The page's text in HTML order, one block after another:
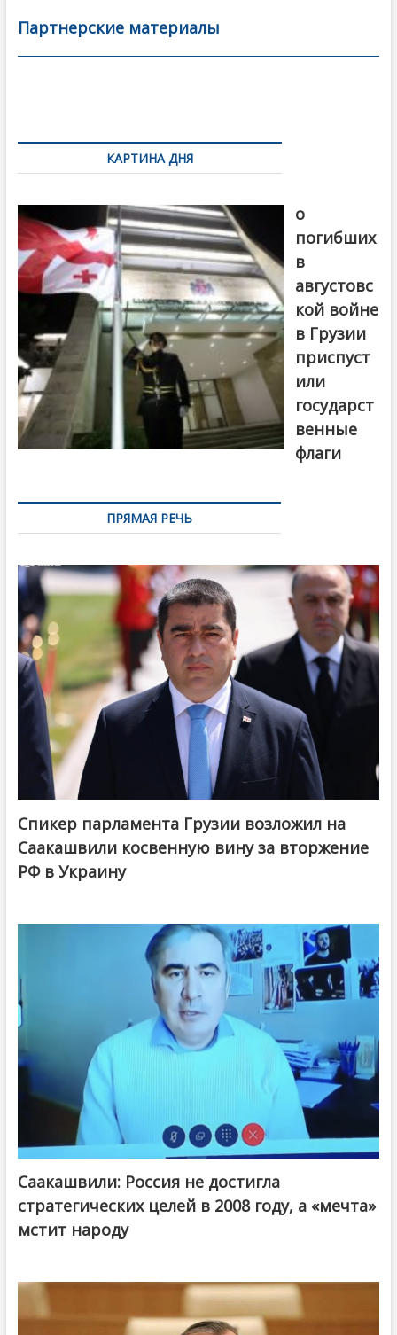
b
o
er l
а
в
Партнерские материалы
по
записямКАРТИНА ДНЯ
о
погибших
в
августовс
кой войне
в Грузии
приспуст
или
государст
венные
флаги
ПРЯМАЯ РЕЧЬ
Спикер парламента Грузии возложил на
Саакашвили косвенную вину за вторжение
РФ в Украину
Саакашвили: Россия не достигла
стратегических целей в 2008 году, а «мечта»
мстит народу